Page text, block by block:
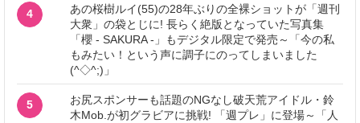
4
あの桜樹ルイ(55)の28年ぶりの全裸ショットが「週刊
大衆」の袋とじに! 長らく絶版となっていた写真集
「櫻 - SAKURA -」もデジタル限定で発売～「今の私
もみたい！という声に調子にのってしまいました
(^◇^;)」
5
お尻スポンサーも話題のNGなし破天荒アイドル・鈴
木Mob.が初グラビアに挑戦! 「週プレ」に登場～「人